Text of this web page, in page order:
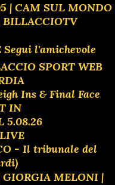
| CAM SUL MONDO
l'amichevole
SPORT WEB
Ins & Final Face
IN
5.08.26
- Il tribunale del
GIORGIA MELONI |